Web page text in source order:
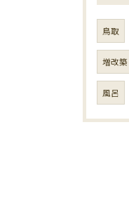
鳥取
増改築
風呂